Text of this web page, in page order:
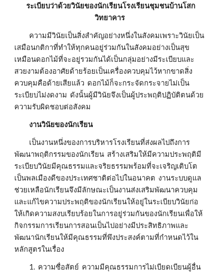
ระเบียบว่าด้วยวินัยของนักเรียนโรงเรียนชุมชนบ้านโสก
วิทยาคาร
เสมือนกติกาที่ทำให้ทุกคนอยู่ร่วมกันในสังคมอย่างเป็นสุข
เหมือนดอกไม้ที่จะอยู่รวมกันได้เป็นกลุ่มอย่างมีระเบียบและ
สวยงามต้องอาศัยด้ายร้อยเป็นเครื่องควบคุมไว้หากขาดสิ่ง
ควบคุมคือด้ายเสียแล้ว  ดอกไม้ก็จะกระจัดกระจายไม่เป็น
ระเบียบไม่งดงาม  ดังนั้นผู้มีวินัยจึงเป็นผู้ประพฤติปฏิบัติตนด้วย
ความรับผิดชอบต่อสังคม
          งานวินัยของนักเรียน
พัฒนาพฤติกรรมของนักเรียน  สร้างเสริมให้มีความประพฤติมี
ระเบียบวินัยมีคุณธรรมและจริยธรรมพร้อมที่จะเจริญเติบโต
เป็นพลเมืองดีของประเทศชาติต่อไปในอนาคต  งานระบบดูแล
ช่วยเหลือนักเรียนจึงมีลักษณะเป็นงานส่งเสริมพัฒนาควบคุม
และแก้ไขความประพฤติของนักเรียนให้อยู่ในระเบียบวินัยก่อ
ให้เกิดความสงบเรียบร้อยในการอยู่ร่วมกันของนักเรียนเพื่อให้
กิจกรรมการเรียนการสอนเป็นไปอย่างมีประสิทธิภาพและ
พัฒนานักเรียนให้มีคุณธรรมที่พึงประสงค์ตามที่กำหนดไว้ใน
หลักสูตรในเรื่อง